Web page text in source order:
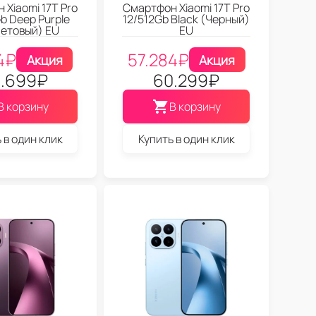
17T Pro
Deep Purple
EU
₽ Акция
₽
корзину
в один клик
Смартфон Xiaomi 17T Pro
12/512Gb Black (Черный)
EU
57.284₽ Акция
60.299₽
В корзину
Купить в один клик